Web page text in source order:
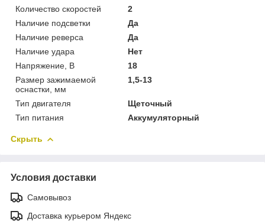
Количество скоростей
2
Наличие подсветки
Да
Наличие реверса
Да
Наличие удара
Нет
Напряжение, В
18
Размер зажимаемой
оснастки, мм
1,5-13
Тип двигателя
Щеточный
Тип питания
Аккумуляторный
Скрыть
Условия доставки
Самовывоз
Доставка курьером Яндекс